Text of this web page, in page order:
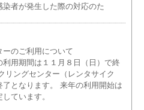
者が発生した際の対応のた
のご利用について
用期間は１１月８日（日）で終
リングセンター（レンタサイク
となります。 来年の利用開始は
ています。